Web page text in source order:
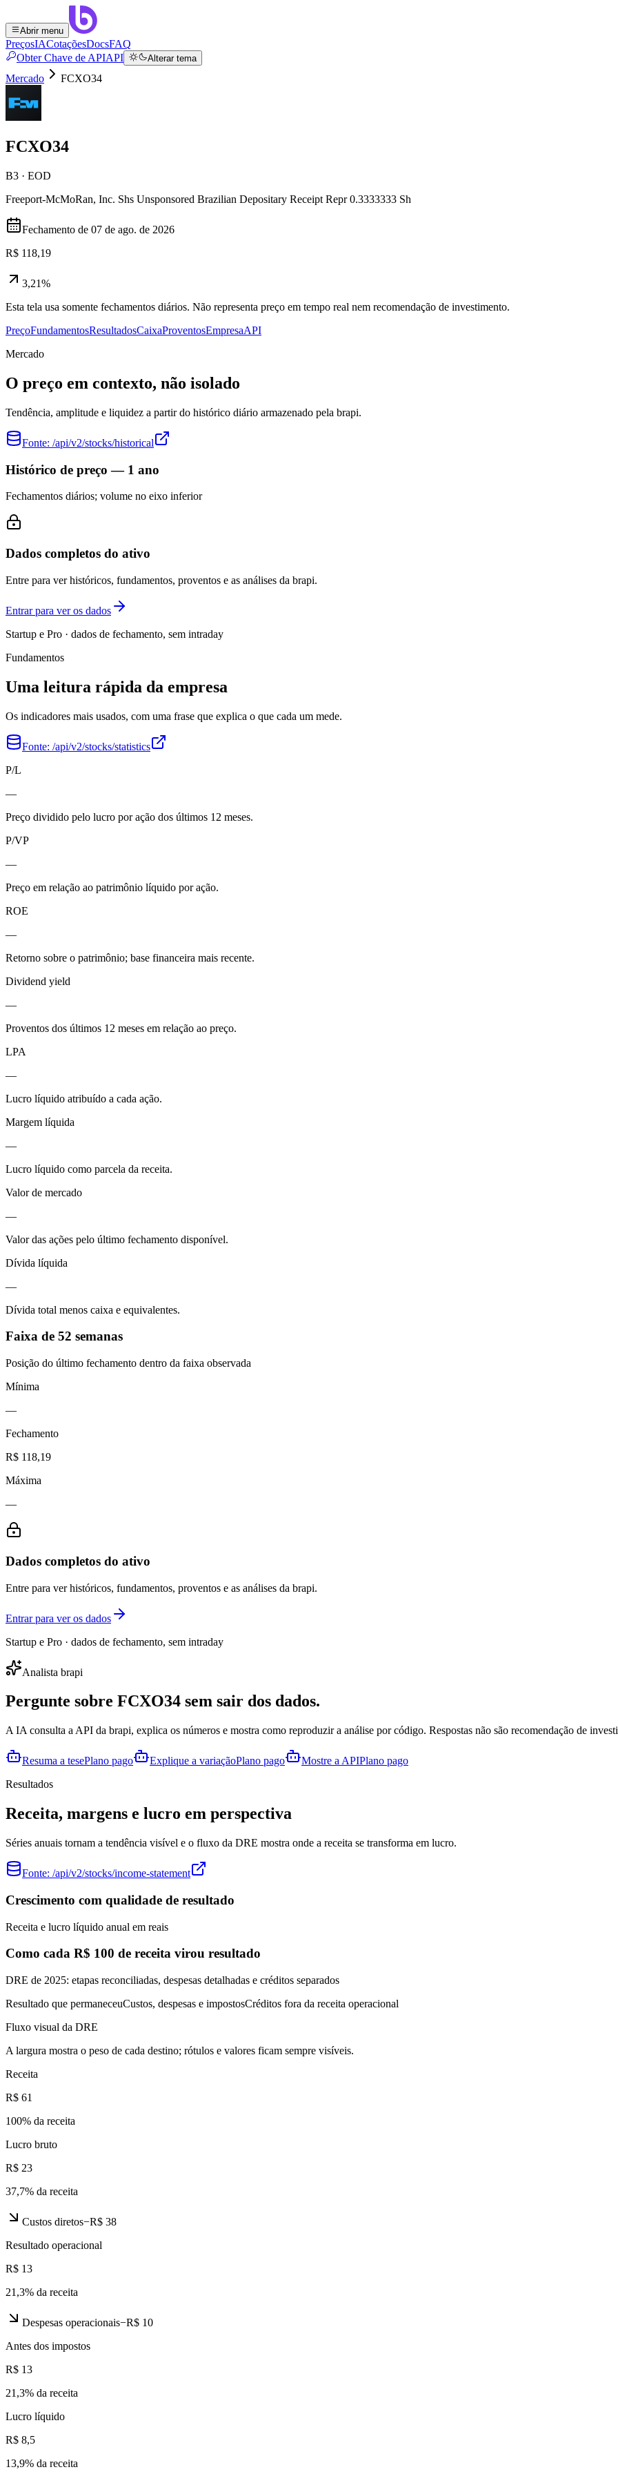
Abrir menu
PreçosIACotaçõesDocsFAQ
Obter Chave de APIAPI Alterar tema
Mercado FCXO34
FCXO34
B3 · EOD
Freeport-McMoRan, Inc. Shs Unsponsored Brazilian Depositary Receipt Repr 0.3333333 Sh
Fechamento de 07 de ago. de 2026
R$ 118,19
3,21%
Esta tela usa somente fechamentos diários. Não representa preço em tempo real nem recomendação de investimento.
PreçoFundamentosResultadosCaixaProventosEmpresaAPI
Mercado
O preço em contexto, não isolado
Tendência, amplitude e liquidez a partir do histórico diário armazenado pela brapi.
Fonte: /api/v2/stocks/historical
Histórico de preço — 1 ano
Fechamentos diários; volume no eixo inferior
Dados completos do ativo
Entre para ver históricos, fundamentos, proventos e as análises da brapi.
Entrar para ver os dados
Startup e Pro · dados de fechamento, sem intraday
Fundamentos
Uma leitura rápida da empresa
Os indicadores mais usados, com uma frase que explica o que cada um mede.
Fonte: /api/v2/stocks/statistics
P/L
—
Preço dividido pelo lucro por ação dos últimos 12 meses.
P/VP
—
Preço em relação ao patrimônio líquido por ação.
ROE
—
Retorno sobre o patrimônio; base financeira mais recente.
Dividend yield
—
Proventos dos últimos 12 meses em relação ao preço.
LPA
—
Lucro líquido atribuído a cada ação.
Margem líquida
—
Lucro líquido como parcela da receita.
Valor de mercado
—
Valor das ações pelo último fechamento disponível.
Dívida líquida
—
Dívida total menos caixa e equivalentes.
Faixa de 52 semanas
Posição do último fechamento dentro da faixa observada
Mínima
—
Fechamento
R$ 118,19
Máxima
—
Dados completos do ativo
Entre para ver históricos, fundamentos, proventos e as análises da brapi.
Entrar para ver os dados
Startup e Pro · dados de fechamento, sem intraday
Analista brapi
Pergunte sobre FCXO34 sem sair dos dados.
A IA consulta a API da brapi, explica os números e mostra como reproduzir a análise por código. Respostas não são recomendação de
Resuma a tesePlano pago Explique a variaçãoPlano pago Mostre a APIPlano pago
Resultados
Receita, margens e lucro em perspectiva
Séries anuais tornam a tendência visível e o fluxo da DRE mostra onde a receita se transforma em lucro.
Fonte: /api/v2/stocks/income-statement
Crescimento com qualidade de resultado
Receita e lucro líquido anual em reais
Como cada R$ 100 de receita virou resultado
DRE de 2025: etapas reconciliadas, despesas detalhadas e créditos separados
Resultado que permaneceuCustos, despesas e impostosCréditos fora da receita operacional
Fluxo visual da DRE
A largura mostra o peso de cada destino; rótulos e valores ficam sempre visíveis.
Receita
R$ 61
100% da receita
Lucro bruto
R$ 23
37,7% da receita
Custos diretos−R$ 38
Resultado operacional
R$ 13
21,3% da receita
Despesas operacionais−R$ 10
Antes dos impostos
R$ 13
21,3% da receita
Lucro líquido
R$ 8,5
13,9% da receita